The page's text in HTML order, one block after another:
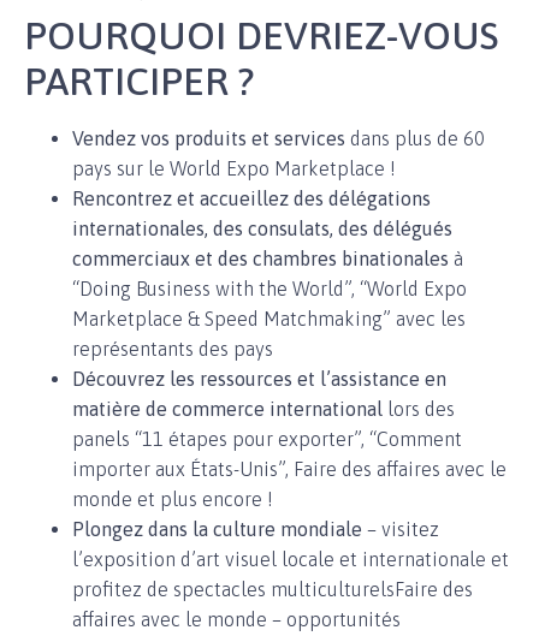
POURQUOI DEVRIEZ-VOUS
PARTICIPER ?
Vendez vos produits et services dans plus de 60
pays sur le World Expo Marketplace !
Rencontrez et accueillez des délégations
internationales, des consulats, des délégués
commerciaux et des chambres binationales à
“Doing Business with the World”, “World Expo
Marketplace & Speed ​​Matchmaking” avec les
représentants des pays
Découvrez les ressources et l’assistance en
matière de commerce international lors des
panels “11 étapes pour exporter”, “Comment
importer aux États-Unis”, Faire des affaires avec le
monde et plus encore !
Plongez dans la culture mondiale – visitez
l’exposition d’art visuel locale et internationale et
profitez de spectacles multiculturelsFaire des
affaires avec le monde – opportunités